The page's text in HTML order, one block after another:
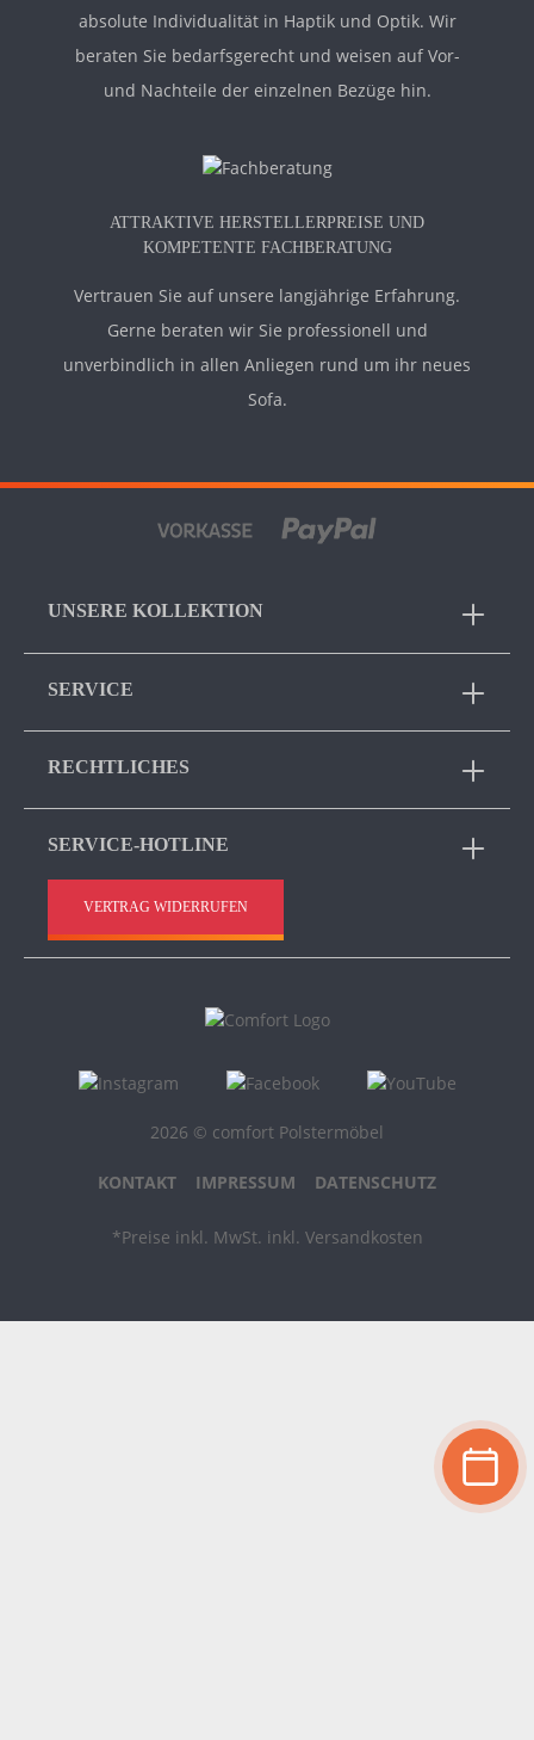
absolute Individualität in Haptik und Optik. Wir
beraten Sie bedarfsgerecht und weisen auf Vor-
und Nachteile der einzelnen Bezüge hin.
ATTRAKTIVE HERSTELLERPREISE UND
KOMPETENTE FACHBERATUNG
Vertrauen Sie auf unsere langjährige Erfahrung.
Gerne beraten wir Sie professionell und
unverbindlich in allen Anliegen rund um ihr neues
Sofa.
UNSERE KOLLEKTION
SERVICE
RECHTLICHES
SERVICE-HOTLINE
VERTRAG WIDERRUFEN
2026 © comfort Polstermöbel
KONTAKT IMPRESSUM DATENSCHUTZ
*Preise inkl. MwSt. inkl. Versandkosten